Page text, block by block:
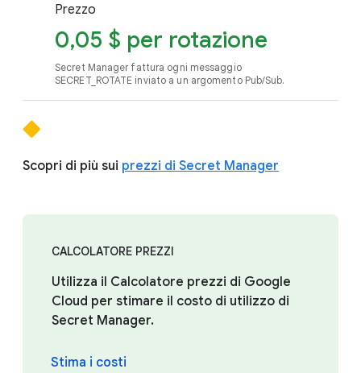
Prezzo
0,05 $ per rotazione
Secret Manager fattura ogni messaggio
SECRET_ROTATE inviato a un argomento Pub/Sub.
Scopri di più sui prezzi di Secret Manager
CALCOLATORE PREZZI
Utilizza il Calcolatore prezzi di Google
Cloud per stimare il costo di utilizzo di
Secret Manager.
Stima i costi